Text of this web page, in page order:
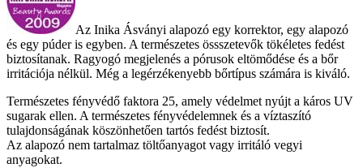
Az Inika Ásványi alapozó egy korrektor, egy alapozó
és egy púder is egyben. A természetes össszetevők tökéletes fedést
biztosítanak. Ragyogó megjelenés a pórusok eltömődése és a bőr
irritációja nélkül. Még a legérzékenyebb bőrtípus számára is kiváló.
Természetes fényvédő faktora 25, amely védelmet nyújt a káros UV
sugarak ellen. A természetes fényvédelemnek és a víztaszító
tulajdonságának köszönhetően tartós fedést biztosít.
Az alapozó nem tartalmaz töltőanyagot vagy irritáló vegyi
anyagokat.